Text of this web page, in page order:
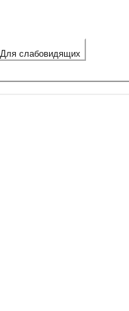
Для слабовидящих